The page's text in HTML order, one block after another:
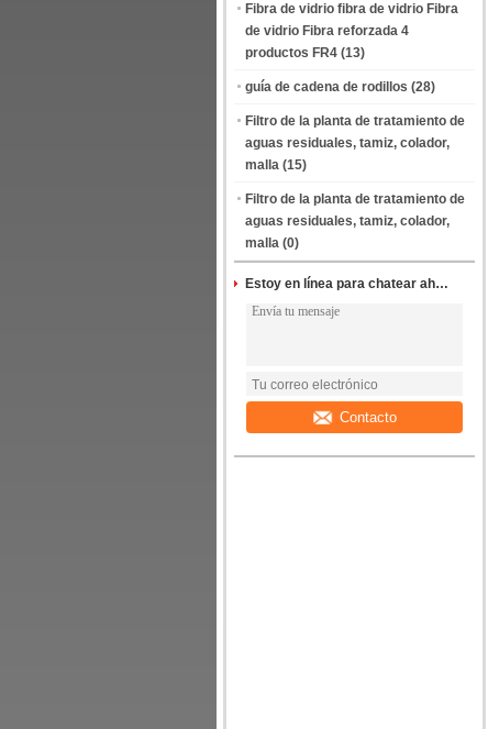
Fibra de vidrio fibra de vidrio Fibra
de vidrio Fibra reforzada 4
productos FR4 (13)
guía de cadena de rodillos (28)
Filtro de la planta de tratamiento de
aguas residuales, tamiz, colador,
malla (15)
Filtro de la planta de tratamiento de
aguas residuales, tamiz, colador,
malla (0)
Estoy en línea para chatear ahora
Contacto